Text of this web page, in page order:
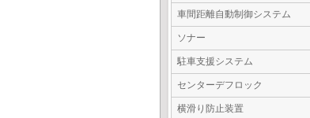
車間距離自動制御システム
ソナー
駐車支援システム
センターデフロック
横滑り防止装置